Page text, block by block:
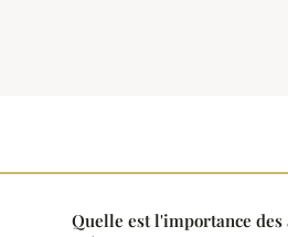
Quelle est l'importance des